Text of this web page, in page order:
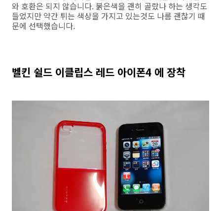
와 호환은 되지 않습니다. 붉은색을 괜히 골랐나 하는 생각도
들었지만 약간 튀는 색상을 가지고 있는것도 나름 괜찮기 때
문에 선택했습니다.
벨킨 쉴드 이클립스 레드 아이폰4 에 장착